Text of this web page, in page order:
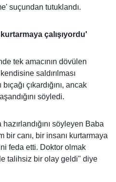
suçundan tutuklandı.
çalışıyordu'
tek amacının dövülen
saldırılması
çıkardığını, ancak
söyledi.
söyleyen Baba
canı, bir insanı kurtarmaya
feda etti. Doktor olmak
talihsiz bir olay geldi" diye